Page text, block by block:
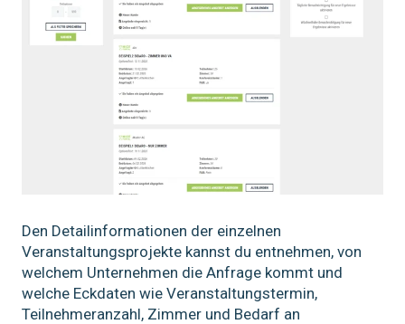
Den Detailinformationen der einzelnen
Veranstaltungsprojekte kannst du entnehmen, von
welchem Unternehmen die Anfrage kommt und
welche Eckdaten wie Veranstaltungstermin,
Teilnehmeranzahl, Zimmer und Bedarf an